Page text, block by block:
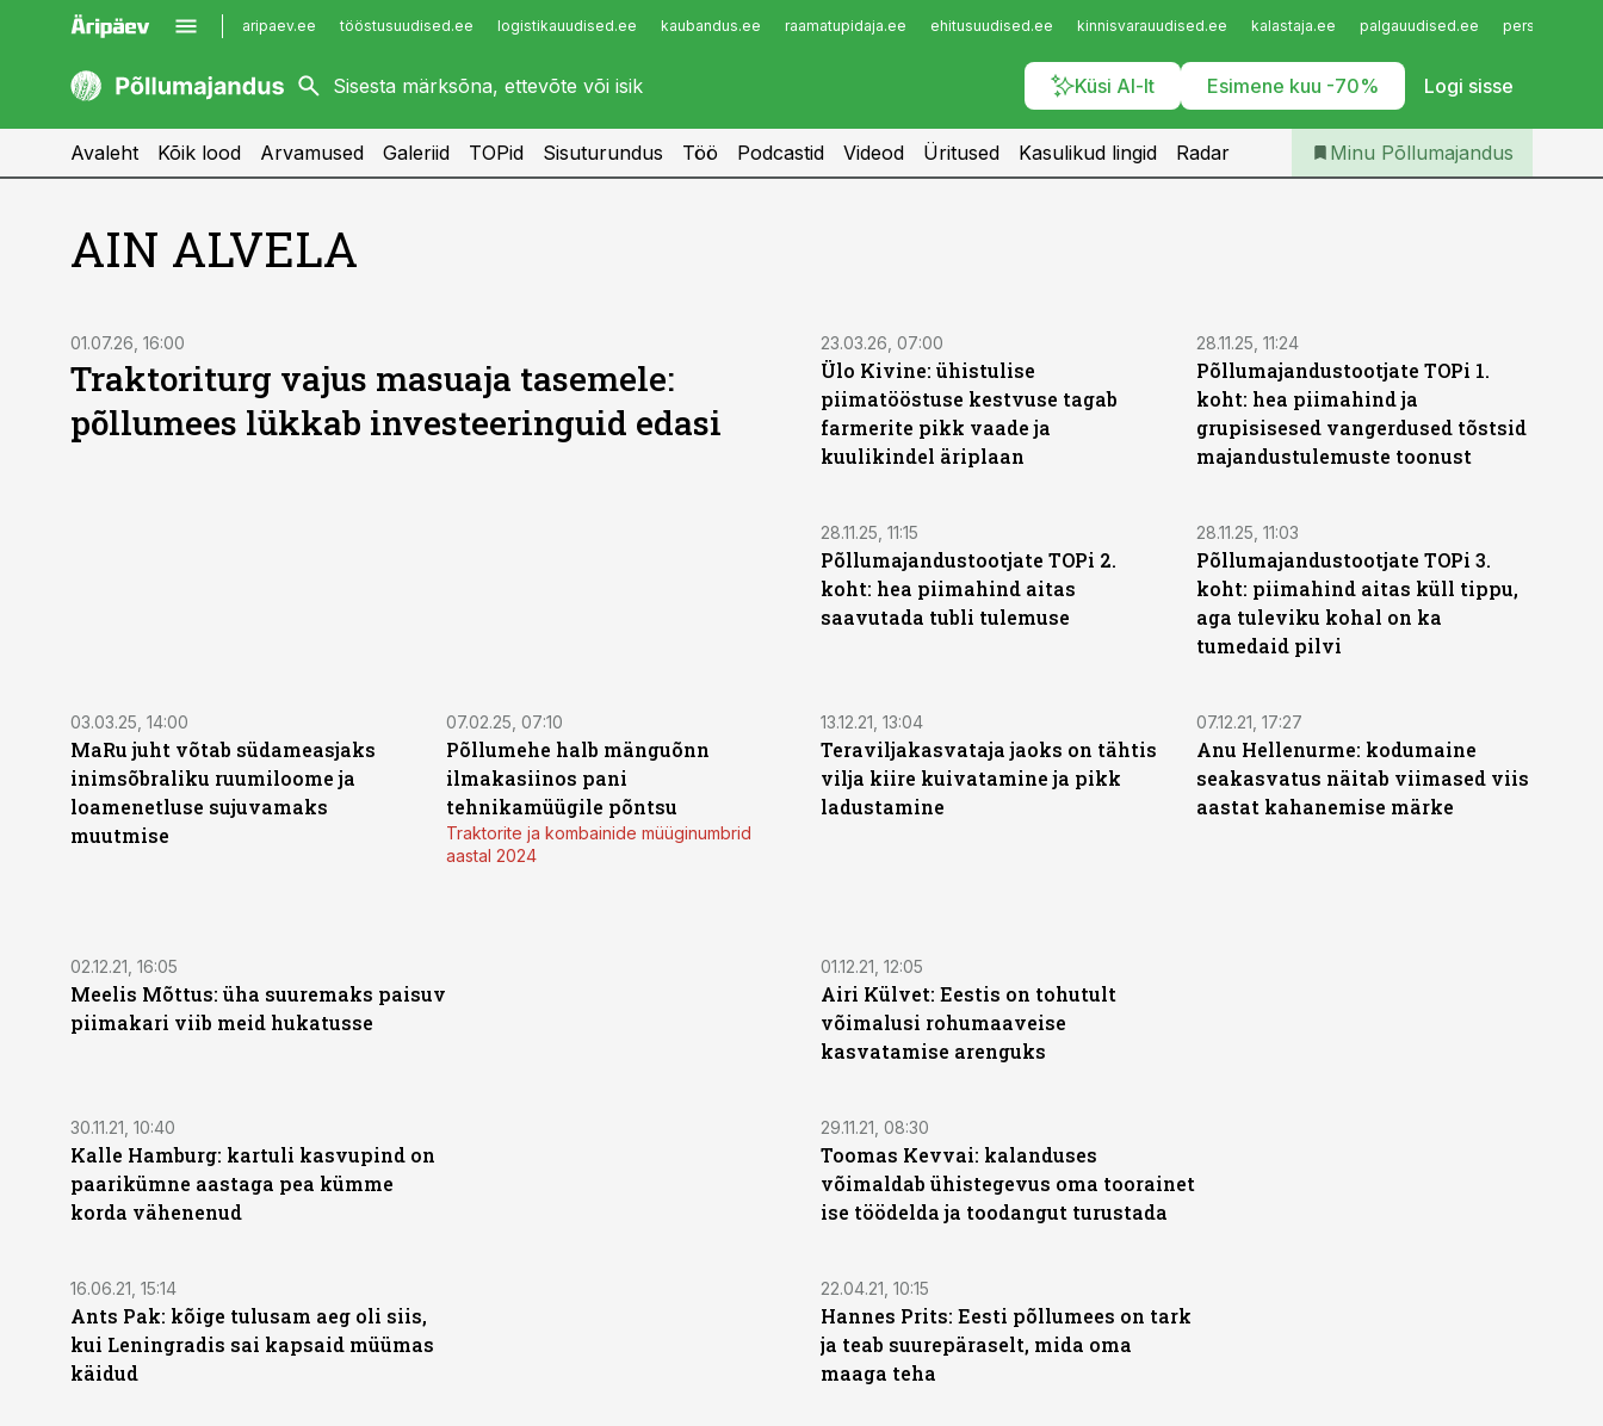
aripaev.ee tööstusuudised.ee logistikauudised.ee kaubandus.ee raamatupidaja.ee ehitusuudised.ee kinnisvarauudised.ee kalastaja.ee palgauudised.ee
Küsi AI-lt Esimene kuu -70% Logi sisse
kaubandus.ee
kinnisvarauudised.ee
imelineajalugu.ee
Infopank
Iseteenindus
Telli Põllumajandus
Avaleht Kõik lood Arvamused Galeriid TOPid Sisuturundus Töö Podcastid Videod Üritused Kasulikud lingid Radar Minu Põllumajandus
AIN ALVELA
01.07.26, 16:00
Traktoriturg vajus masuaja tasemele:
põllumees lükkab investeeringuid edasi
23.03.26, 07:00
Ülo Kivine: ühistulise
piimatööstuse kestvuse tagab
farmerite pikk vaade ja
kuulikindel äriplaan
28.11.25, 11:24
Põllumajandustootjate TOPi 1.
koht: hea piimahind ja
grupisisesed vangerdused tõstsid
majandustulemuste toonust
28.11.25, 11:15
Põllumajandustootjate TOPi 2.
koht: hea piimahind aitas
saavutada tubli tulemuse
28.11.25, 11:03
Põllumajandustootjate TOPi 3.
koht: piimahind aitas küll tippu,
aga tuleviku kohal on ka
tumedaid pilvi
03.03.25, 14:00
MaRu juht võtab südameasjaks
inimsõbraliku ruumiloome ja
loamenetluse sujuvamaks
muutmise
07.02.25, 07:10
Põllumehe halb mänguõnn
ilmakasiinos pani
tehnikamüügile põntsu
Traktorite ja kombainide müüginumbrid
aastal 2024
13.12.21, 13:04
Teraviljakasvataja jaoks on tähtis
vilja kiire kuivatamine ja pikk
ladustamine
07.12.21, 17:27
Anu Hellenurme: kodumaine
seakasvatus näitab viimased viis
aastat kahanemise märke
02.12.21, 16:05
Meelis Mõttus: üha suuremaks paisuv
piimakari viib meid hukatusse
01.12.21, 12:05
Airi Külvet: Eestis on tohutult
võimalusi rohumaaveise
kasvatamise arenguks
30.11.21, 10:40
Kalle Hamburg: kartuli kasvupind on
paarikümne aastaga pea kümme
korda vähenenud
29.11.21, 08:30
Toomas Kevvai: kalanduses
võimaldab ühistegevus oma toorainet
ise töödelda ja toodangut turustada
16.06.21, 15:14
Ants Pak: kõige tulusam aeg oli siis,
kui Leningradis sai kapsaid müümas
käidud
22.04.21, 10:15
Hannes Prits: Eesti põllumees on tark
ja teab suurepäraselt, mida oma
maaga teha